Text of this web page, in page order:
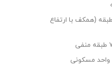
(همکف با ارتفاع